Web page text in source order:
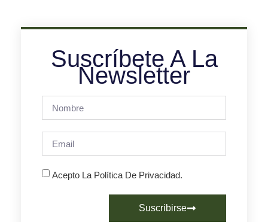
Suscríbete A La
Newsletter
Acepto La Política De Privacidad.
Suscribirse